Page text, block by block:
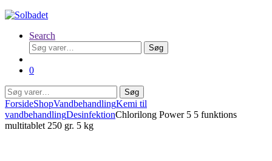
Search
Søg
efter:
Søg
0
Søg
efter:
Søg
ForsideShopVandbehandlingKemi til
vandbehandlingDesinfektionChlorilong Power 5 5 funktions
multitablet 250 gr. 5 kg